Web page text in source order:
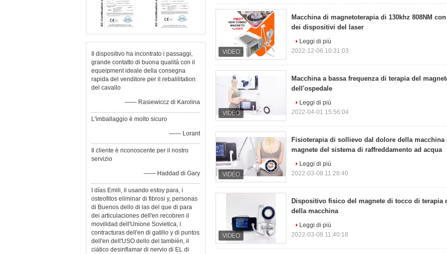
Il dispositivo ha incontrato i passaggi,
grande contatto di buona qualità con il
equeipment ideale della consegna
rapida del venditore per il rebalilitation
del cavallo
—— Rasiewiccz di Karolina
L'imballaggio è molto sicuro
—— Lorant
Il cliente è riconoscente per il nostro
servizio
—— Haddad di Gary
I días Emili, il usando estoy para, i
osteofitos eliminar di fibrosi y, personas
di Buenos dello di las del que di para
dei articulaciones dell'en recobren il
movilidad dell'Unione Sovietica, i
contracturas dell'en di gatillo y di puntos
dell'en dell'USO dello del también, il
ciático desinflamar di nervio di EL di
Macchina di magnetoterapia di 130khz 808NM
dei dispositivi del laser
Leggi di più
2022-12-06 10:31:03
Macchina a bassa frequenza di terapia del
dell'ospedale
Leggi di più
2022-04-01 15:56:04
Fisioterapia di sollievo dal dolore della macchina
magnete del sistema di raffreddamento ad acqua
Leggi di più
2022-03-08 11:28:40
Dispositivo fisico del magnete di tocco di terapia
della macchina
Leggi di più
2022-03-08 11:40:18